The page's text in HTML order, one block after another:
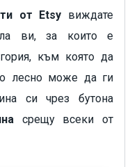
от Etsy виждате
ви, за които е
към която да
лесно може да ги
си чрез бутона
срещу всеки от